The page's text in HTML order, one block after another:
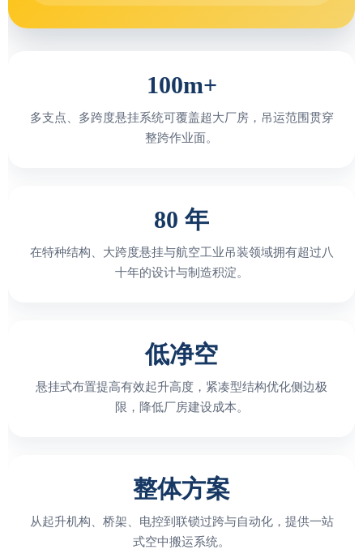
100m+
多支点、多跨度悬挂系统可覆盖超大厂房，吊运范围贯穿
整跨作业面。
80 年
在特种结构、大跨度悬挂与航空工业吊装领域拥有超过八
十年的设计与制造积淀。
低净空
悬挂式布置提高有效起升高度，紧凑型结构优化侧边极
限，降低厂房建设成本。
整体方案
从起升机构、桥架、电控到联锁过跨与自动化，提供一站
式空中搬运系统。